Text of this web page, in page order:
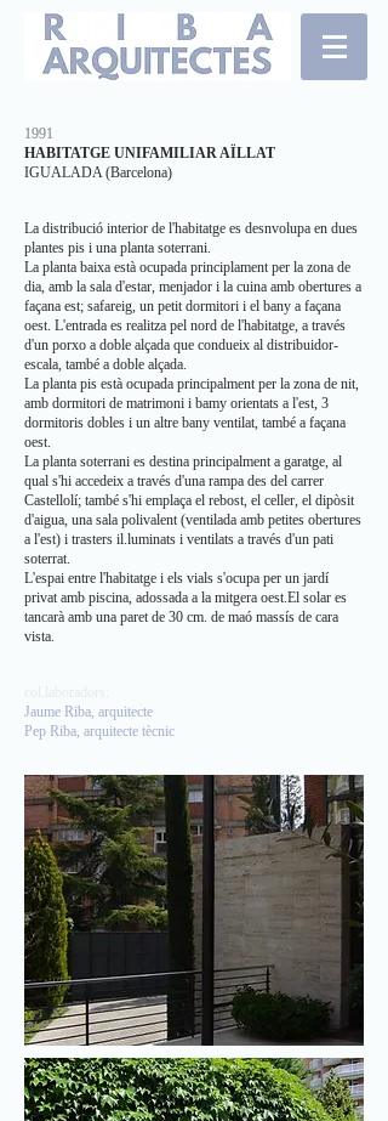
1991
HABITATGE UNIFAMILIAR AÏLLAT
IGUALADA (Barcelona)
La distribució interior de l'habitatge es desnvolupa en dues
plantes pis i una planta soterrani.
La planta baixa està ocupada principlament per la zona de
dia, amb la sala d'estar, menjador i la cuina amb obertures a
façana est; safareig, un petit dormitori i el bany a façana
oest. L'entrada es realitza pel nord de l'habitatge, a través
d'un porxo a doble alçada que condueix al distribuidor-
escala, també a doble alçada.
La planta pis està ocupada principalment per la zona de nit,
amb dormitori de matrimoni i bamy orientats a l'est, 3
dormitoris dobles i un altre bany ventilat, també a façana
oest.
La planta soterrani es destina principalment a garatge, al
qual s'hi accedeix a través d'una rampa des del carrer
Castellolí; també s'hi emplaça el rebost, el celler, el dipòsit
d'aigua, una sala polivalent (ventilada amb petites obertures
a l'est) i trasters il.luminats i ventilats a través d'un pati
soterrat.
L'espai entre l'habitatge i els vials s'ocupa per un jardí
privat amb piscina, adossada a la mitgera oest.El solar es
tancarà amb una paret de 30 cm. de maó massís de cara
vista.
Jaume Riba, arquitecte
Pep Riba, arquitecte tècnic